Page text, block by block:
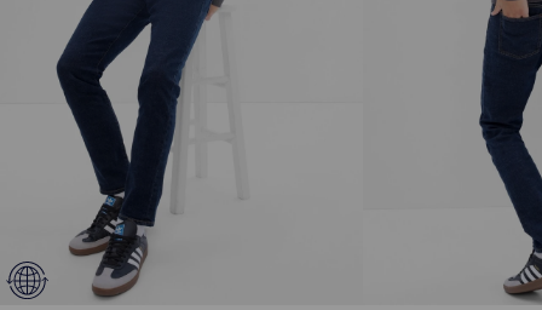
Camperas
Musculosas
Shorts
Vestidos y polleras
Pijamas
Camperas
Chalecos
Shorts
Ropa interior
Polos
Camperas
Chalecos
Ropa interior
Pijamas
Camperas
Pijamas
Sets